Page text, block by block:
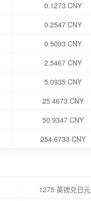
0.1273 CNY
0.2547 CNY
0.5093 CNY
2.5467 CNY
5.0935 CNY
25.4673 CNY
50.9347 CNY
254.6733 CNY
1275 英镑兑日元